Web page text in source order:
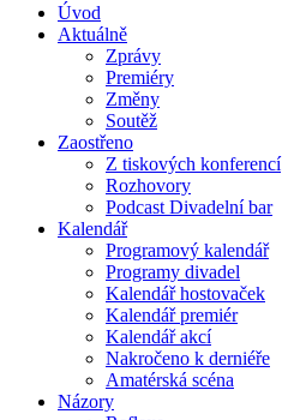
Úvod
Aktuálně
Zprávy
Premiéry
Změny
Soutěž
Zaostřeno
Z tiskových konferencí
Rozhovory
Podcast Divadelní bar
Kalendář
Programový kalendář
Programy divadel
Kalendář hostovaček
Kalendář premiér
Kalendář akcí
Nakročeno k derniéře
Amatérská scéna
Názory